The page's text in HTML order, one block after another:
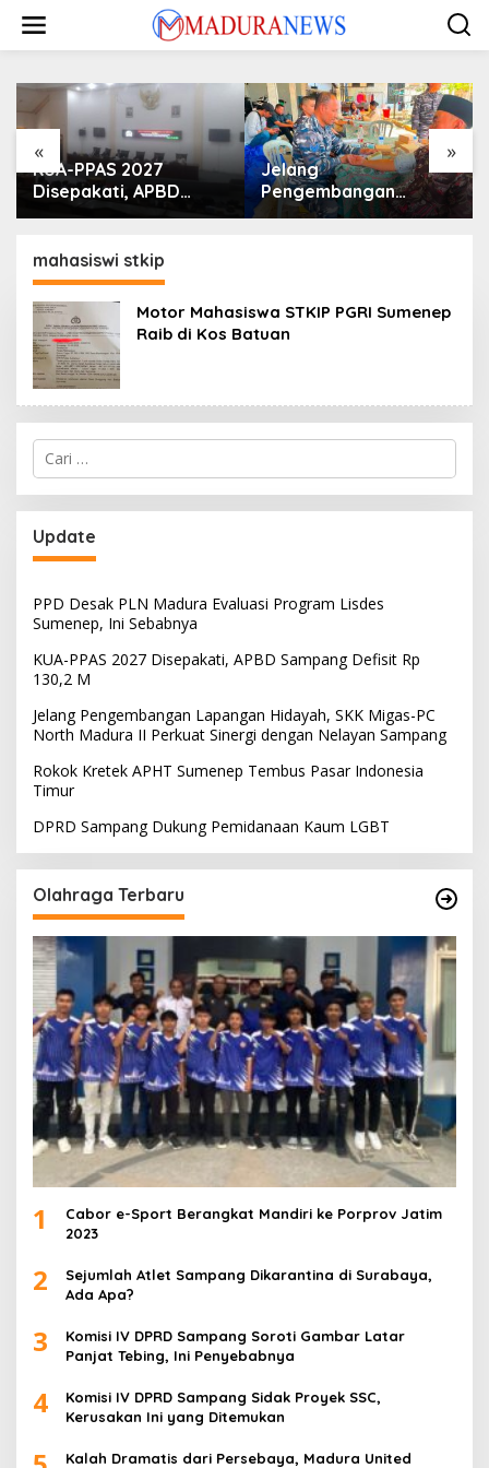
konten
« »
KUA-PPAS 2027
Disepakati, APBD
Sampang Defisit Rp
Jelang
Pengembangan
Lapangan Hidayah,
mahasiswi stkip
Motor Mahasiswa STKIP PGRI Sumenep
Raib di Kos Batuan
Cari
untuk:
Update
PPD Desak PLN Madura Evaluasi Program Lisdes
Sumenep, Ini Sebabnya
KUA-PPAS 2027 Disepakati, APBD Sampang Defisit Rp
130,2 M
Jelang Pengembangan Lapangan Hidayah, SKK Migas-PC
North Madura II Perkuat Sinergi dengan Nelayan Sampang
Rokok Kretek APHT Sumenep Tembus Pasar Indonesia
Timur
DPRD Sampang Dukung Pemidanaan Kaum LGBT
Olahraga Terbaru
1
Cabor e-Sport Berangkat Mandiri ke Porprov Jatim
2023
2
Sejumlah Atlet Sampang Dikarantina di Surabaya,
Ada Apa?
3
Komisi IV DPRD Sampang Soroti Gambar Latar
Panjat Tebing, Ini Penyebabnya
4
Komisi IV DPRD Sampang Sidak Proyek SSC,
Kerusakan Ini yang Ditemukan
Kalah Dramatis dari Persebaya, Madura United